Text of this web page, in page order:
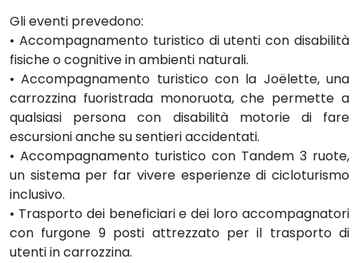
Gli eventi prevedono:
• Accompagnamento turistico di utenti con disabilità
fisiche o cognitive in ambienti naturali.
• Accompagnamento turistico con la Joëlette, una
carrozzina fuoristrada monoruota, che permette a
qualsiasi persona con disabilità motorie di fare
escursioni anche su sentieri accidentati.
• Accompagnamento turistico con Tandem 3 ruote,
un sistema per far vivere esperienze di cicloturismo
inclusivo.
• Trasporto dei beneficiari e dei loro accompagnatori
con furgone 9 posti attrezzato per il trasporto di
utenti in carrozzina.